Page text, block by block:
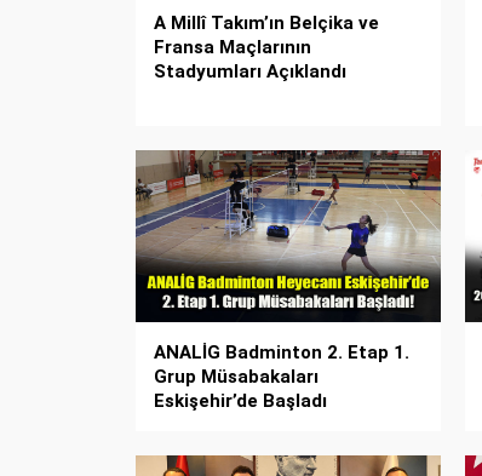
A Millî Takım’ın Belçika ve
Fransa Maçlarının
Stadyumları Açıklandı
ANALİG Badminton 2. Etap 1.
Grup Müsabakaları
Eskişehir’de Başladı